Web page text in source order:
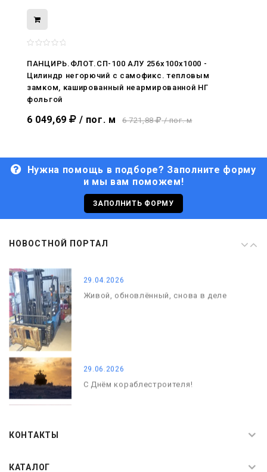
ПАНЦИРЬ.ФЛОТ.СП-100 АЛУ 256x100x1000 -
Цилиндр негорючий c самофикс. тепловым
замком, кашированный неармированной НГ
фольгой
6 049,69 / пог. м 6 721,88 / пог. м
Нужна помощь в подборе? Заполните форму
и мы вам поможем!
ЗАПОЛНИТЬ ФОРМУ
НОВОСТНОЙ ПОРТАЛ
С Днём Победы. Память, которая с
29.04.2026
29.06.2026
С Днём кораблестроителя!
С Днём Победы. Память, которая с
29.04.2026
Живой, обновлённый, снова в деле
29.06.2026
С Днём кораблестроителя!
КОНТАКТЫ
КАТАЛОГ